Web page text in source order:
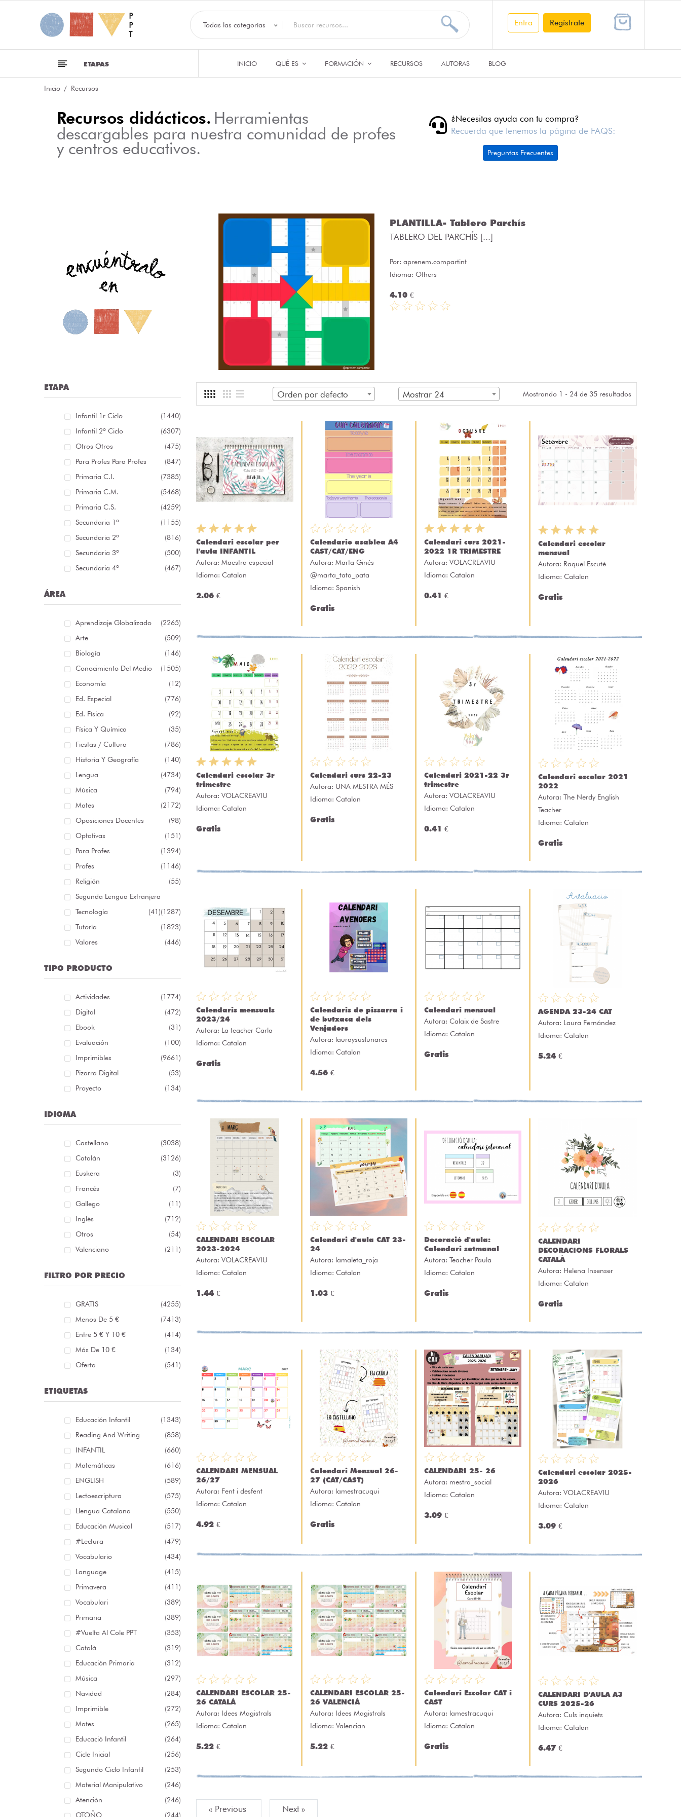
Todas las categorías Entra Regístrate
ETAPAS INICIO QUÉ ES FORMACIÓN RECURSOS AUTORAS BLOG
Inicio Recursos
Recursos didácticos. Herramientas
descargables para nuestra comunidad de profes
y centros educativos.
¿Necesitas ayuda con tu compra?
Recuerda que tenemos la página de FAQS:
Preguntas Frecuentes
sobre as distintas clases de palabras [...]
PLANTILLA- Tablero Parchís
TABLERO DEL PARCHÍS [...]
Por:aprenem.compartint
Idioma: Others
4.10 €
ETAPA
Infantil 1r Ciclo
(1440)
Infantil 2º Ciclo
(6307)
Otros Otros
(475)
Para Profes Para Profes
(847)
Primaria C.I.
(7385)
Primaria C.M.
(5468)
Primaria C.S.
(4259)
Secundaria 1º
(1155)
Secundaria 2º
(816)
Secundaria 3º
(500)
Secundaria 4º
(467)
ÁREA
Aprendizaje Globalizado
(2265)
Arte
(509)
Biología
(146)
Conocimiento Del Medio
(1505)
Economía
(12)
Ed. Especial
(776)
Ed. Física
(92)
Física Y Química
(35)
Fiestas / Cultura
(786)
Historia Y Geografía
(140)
Lengua
(4734)
Música
(794)
Mates
(2172)
Oposiciones Docentes
(98)
Optativas
(151)
Para Profes
(1394)
Profes
(1146)
Religión
(55)
Segunda Lengua Extranjera
(1287)
Tecnología
(41)
Tutoría
(1823)
Valores
(446)
TIPO PRODUCTO
Actividades
(1774)
Digital
(472)
Ebook
(31)
Evaluación
(100)
Imprimibles
(9661)
Pizarra Digital
(53)
Proyecto
(134)
IDIOMA
Castellano
(3038)
Catalán
(3126)
Euskera
(3)
Francés
(7)
Gallego
(11)
Inglés
(712)
Otros
(54)
Valenciano
(211)
FILTRO POR PRECIO
GRATIS
(4255)
Menos De 5 €
(7413)
Entre 5 € Y 10 €
(414)
Más De 10 €
(134)
Oferta
(541)
ETIQUETAS
Educación Infantil
(1343)
Reading And Writing
(858)
INFANTIL
(660)
Matemáticas
(616)
ENGLISH
(589)
Lectoescriptura
(575)
Llengua Catalana
(550)
Educación Musical
(517)
#lectura
(479)
Vocabulario
(434)
Language
(415)
Primavera
(411)
Vocabulari
(389)
Primaria
(389)
#Vuelta Al Cole PPT
(353)
Català
(319)
Educación Primaria
(312)
Música
(297)
Navidad
(284)
Imprimible
(272)
Mates
(265)
Educació Infantil
(264)
Cicle Inicial
(256)
Segundo Ciclo Infantil
(253)
Material Manipulativo
(246)
Atención
(246)
OTOÑO
(244)
Orden por defecto Mostrar 24 Mostrando 1 - 24 de 35 resultados
Calendari escolar per
l'aula INFANTIL
Autora: Maestra especial
Idioma: Catalan
2.06 €
Calendario asablea A4
CAST/CAT/ENG
Autora: Marta Ginés
@marta_tata_pata
Idioma: Spanish
Gratis
Calendari curs 2021-
2022 1R TRIMESTRE
Autora: VOLACREAVIU
Idioma: Catalan
0.41 €
Calendari escolar
mensual
Autora: Raquel Escuté
Idioma: Catalan
Gratis
Calendari escolar 3r
trimestre
Autora: VOLACREAVIU
Idioma: Catalan
Gratis
Calendari curs 22-23
Autora: UNA MESTRA MÉS
Idioma: Catalan
Gratis
Calendari 2021-22 3r
trimestre
Autora: VOLACREAVIU
Idioma: Catalan
0.41 €
Calendari escolar 2021
2022
Autora: The Nerdy English
Teacher
Idioma: Catalan
Gratis
Calendaris mensuals
2023/24
Autora: La teacher Carla
Idioma: Catalan
Gratis
Calendaris de pissarra i
de butxaca dels
Venjadors
Autora: lauraysuslunares
Idioma: Catalan
4.56 €
Calendari mensual
Autora: Calaix de Sastre
Idioma: Catalan
Gratis
AGENDA 23-24 CAT
Autora: Laura Fernández
Idioma: Catalan
5.24 €
CALENDARI ESCOLAR
2023-2024
Autora: VOLACREAVIU
Idioma: Catalan
1.44 €
Calendari d'aula CAT 23-
24
Autora: lamaleta_roja
Idioma: Catalan
1.03 €
Decoració d'aula:
Calendari setmanal
Autora: Teacher Paula
Idioma: Catalan
Gratis
CALENDARI
DECORACIONS FLORALS
CATALÀ
Autora: Helena Insenser
Idioma: Catalan
Gratis
CALENDARI MENSUAL
26/27
Autora: Fent i desfent
Idioma: Catalan
4.92 €
Calendari Mensual 26-
27 (CAT/CAST)
Autora: lamestracuqui
Idioma: Catalan
Gratis
CALENDARI 25- 26
Autora: mestra_social
Idioma: Catalan
3.09 €
Calendari escolar 2025-
2026
Autora: VOLACREAVIU
Idioma: Catalan
3.09 €
CALENDARI ESCOLAR 25-
26 CATALÀ
Autora: Idees Magistrals
Idioma: Catalan
5.22 €
CALENDARI ESCOLAR 25-
26 VALENCIÀ
Autora: Idees Magistrals
Idioma: Valencian
5.22 €
Calendari Escolar CAT i
CAST
Autora: lamestracuqui
Idioma: Catalan
Gratis
CALENDARI D'AULA A3
CURS 2025-26
Autora: Culs inquiets
Idioma: Catalan
6.47 €
« Previous Next »